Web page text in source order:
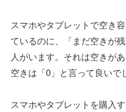
スマホやタブレットで空き
ているのに、「まだ空きが
人がいます。それは空きが
空きは「0」と言って良いで
スマホやタブレットを購入